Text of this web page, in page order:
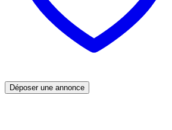
Déposer une annonce